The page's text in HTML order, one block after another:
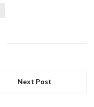
Next Post